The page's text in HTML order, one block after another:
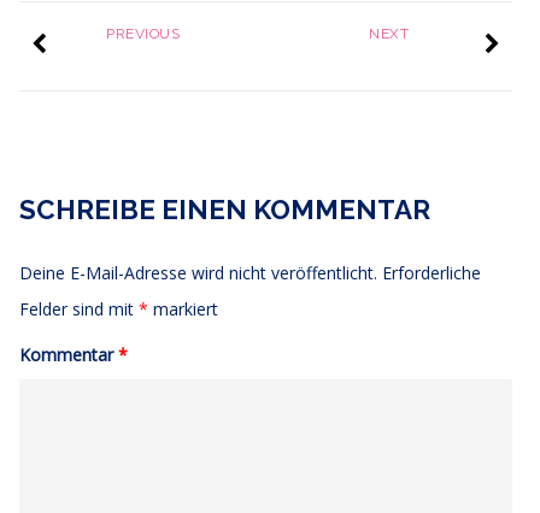
NEXT
PREVIOUS
SCHREIBE EINEN KOMMENTAR
Deine E-Mail-Adresse wird nicht veröffentlicht. Erforderliche
Felder sind mit* markiert
Kommentar*